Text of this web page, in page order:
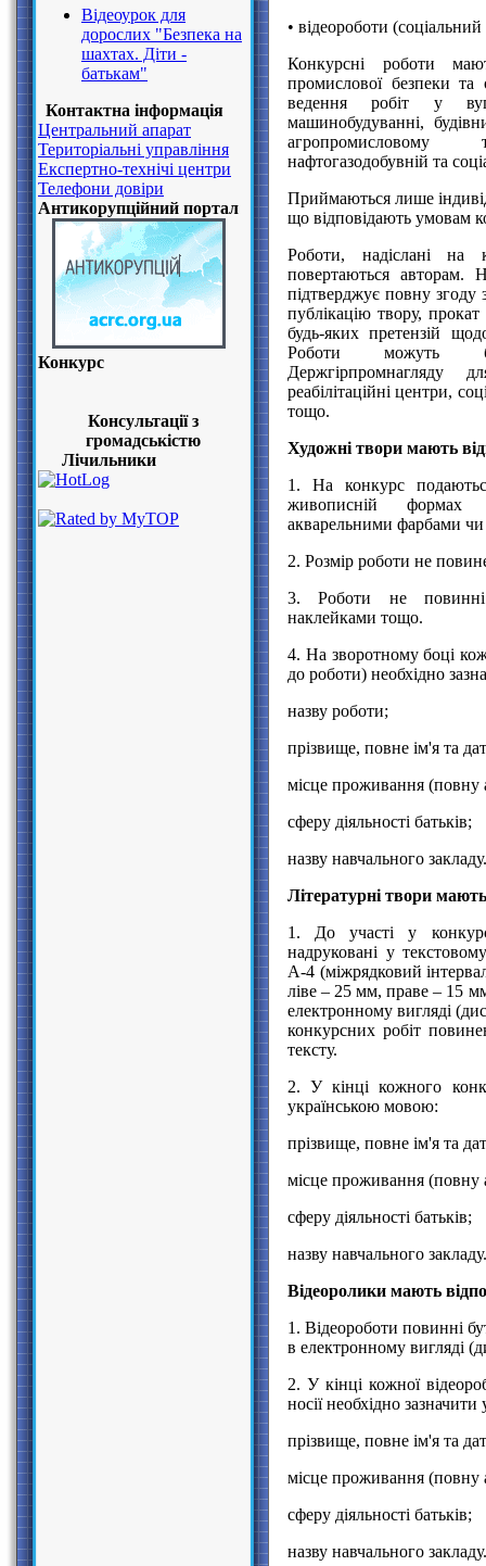
Відеоурок для
дорослих "Безпека на
шахтах. Діти -
батькам"
Контактна інформація
Центральний апарат
Територіальні управління
Експертно-технічі центри
Телефони довіри
Антикорупційний портал
Конкурс
Консультації з
громадськістю
Лічильники
• відеороботи
Конкурсні роботи
промислової безпеки та
ведення робіт у
машинобудуванні,
нафтогазодобувній та
Приймаються лише
що відповідають умовам
Роботи, надіслані на
повертаються авторам.
підтверджує повну згоду
публікацію твору,
будь-яких претензій
Роботи можуть
Держгірпромнагляду
реабілітаційні центри,
тощо.
Художні твори мають
1. На конкурс
живописній формах
акварельними фарбами
2. Розмір роботи не
3. Роботи не повинні
наклейками тощо.
4. На зворотному боці
до роботи) необхідно
назву роботи;
прізвище, повне ім'я та
місце проживання (повну
сферу діяльності батьків;
назву навчального закладу.
Літературні твори
1. До участі у
надруковані у
А-4 (міжрядковий
ліве – 25 мм, праве – 15
електронному вигляді
конкурсних робіт
тексту.
2. У кінці кожного
українською мовою:
прізвище, повне ім'я та
місце проживання (повну
сферу діяльності батьків;
назву навчального закладу.
Відеоролики мають
1. Відеороботи повинні
в електронному вигляді
2. У кінці кожної
носії необхідно
прізвище, повне ім'я та
місце проживання (повну
сферу діяльності батьків;
назву навчального закладу.